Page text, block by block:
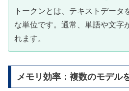
トークンとは、テキストデータ
な単位です。通常、単語や文字
れます。
メモリ効率：複数のモデル